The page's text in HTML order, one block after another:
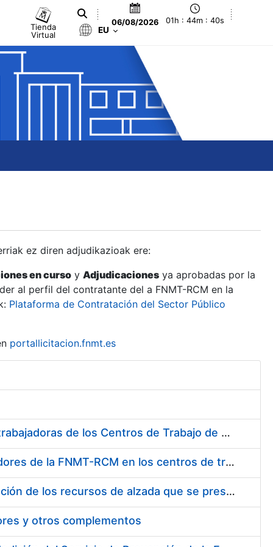
Tienda
Virtual
06/08/2026 01h : 44m : 41s
EU
ez diren adjudikazioak ere:
en curso y Adjudicaciones ya aprobadas por la
al perfil del contratante del a FNMT-RCM en la
Plataforma de Contratación del Sector Público
portallicitacion.fnmt.es
Suministro de Protectores Auditivos a medida para las personas trabajadoras de los Centros de Trabajo de Madrid y Burgos
Suministro de gafas graduadas antiproyecciones para los trabajadores de la FNMT-RCM en los centros de trabajo de Madrid y Burgos
Servicios de una empresa externa para el asesoramiento y resolución de los recursos de alzada que se presentan relacionados con procesos de selección para la FNMT-RCM
y otros complementos